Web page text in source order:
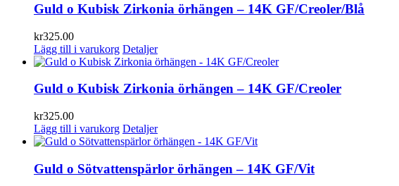
Guld o Kubisk Zirkonia örhängen – 14K GF/Creoler/Blå
kr325.00
Lägg till i varukorg Detaljer
Guld o Kubisk Zirkonia örhängen – 14K GF/Creoler
kr325.00
Lägg till i varukorg Detaljer
Guld o Sötvattenspärlor örhängen – 14K GF/Vit